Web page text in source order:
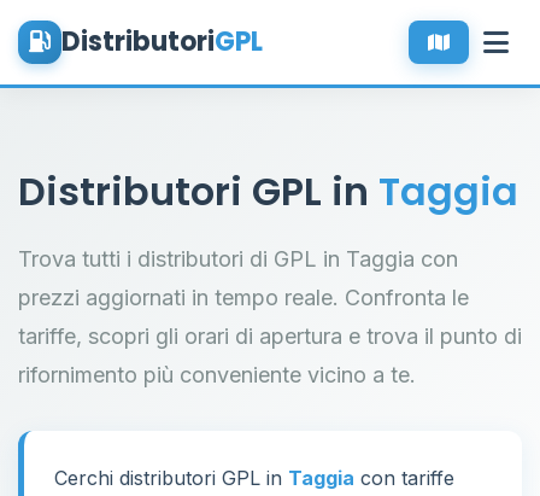
DistributoriGPL
Distributori GPL in Taggia
Trova tutti i distributori di GPL in Taggia con
prezzi aggiornati in tempo reale. Confronta le
tariffe, scopri gli orari di apertura e trova il punto di
rifornimento più conveniente vicino a te.
Cerchi distributori GPL in Taggia con tariffe